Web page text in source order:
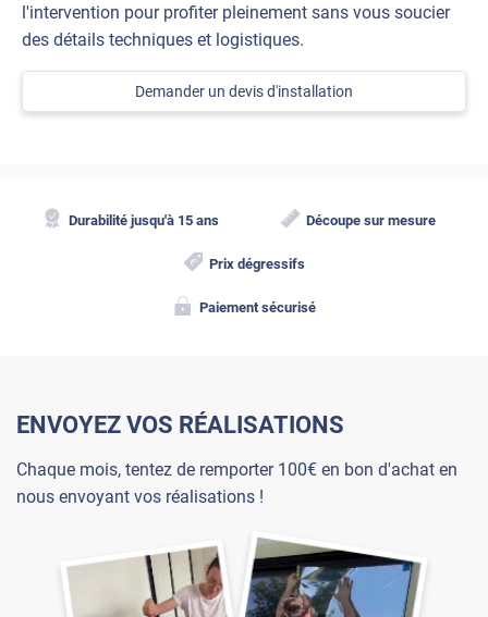
l'intervention pour profiter pleinement sans vous soucier
des détails techniques et logistiques.
Demander un devis d'installation
Durabilité jusqu'à 15 ans Découpe sur mesure
Prix dégressifs
Paiement sécurisé
ENVOYEZ VOS RÉALISATIONS
Chaque mois, tentez de remporter 100€ en bon d'achat en
nous envoyant vos réalisations !